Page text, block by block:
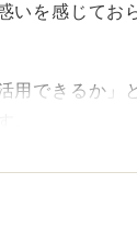
いを感じてお
用できるか」
。
判例の暗記力